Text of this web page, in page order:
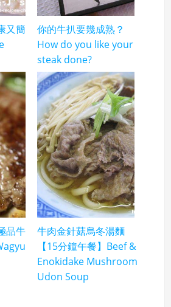
又簡
你的牛扒要幾成熟？
How do you like your
steak done?
品牛
牛肉金針菇烏冬湯麵
【15分鐘午餐】Beef &
Enokidake Mushroom
Udon Soup